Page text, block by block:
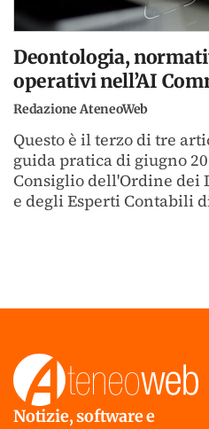
Deontologia,
operativi nell’AI
Redazione AteneoWeb
Questo è il terzo di tre
guida pratica di giugno
Consiglio dell'Ordine dei
e degli Esperti Contabili
Notizie, software e